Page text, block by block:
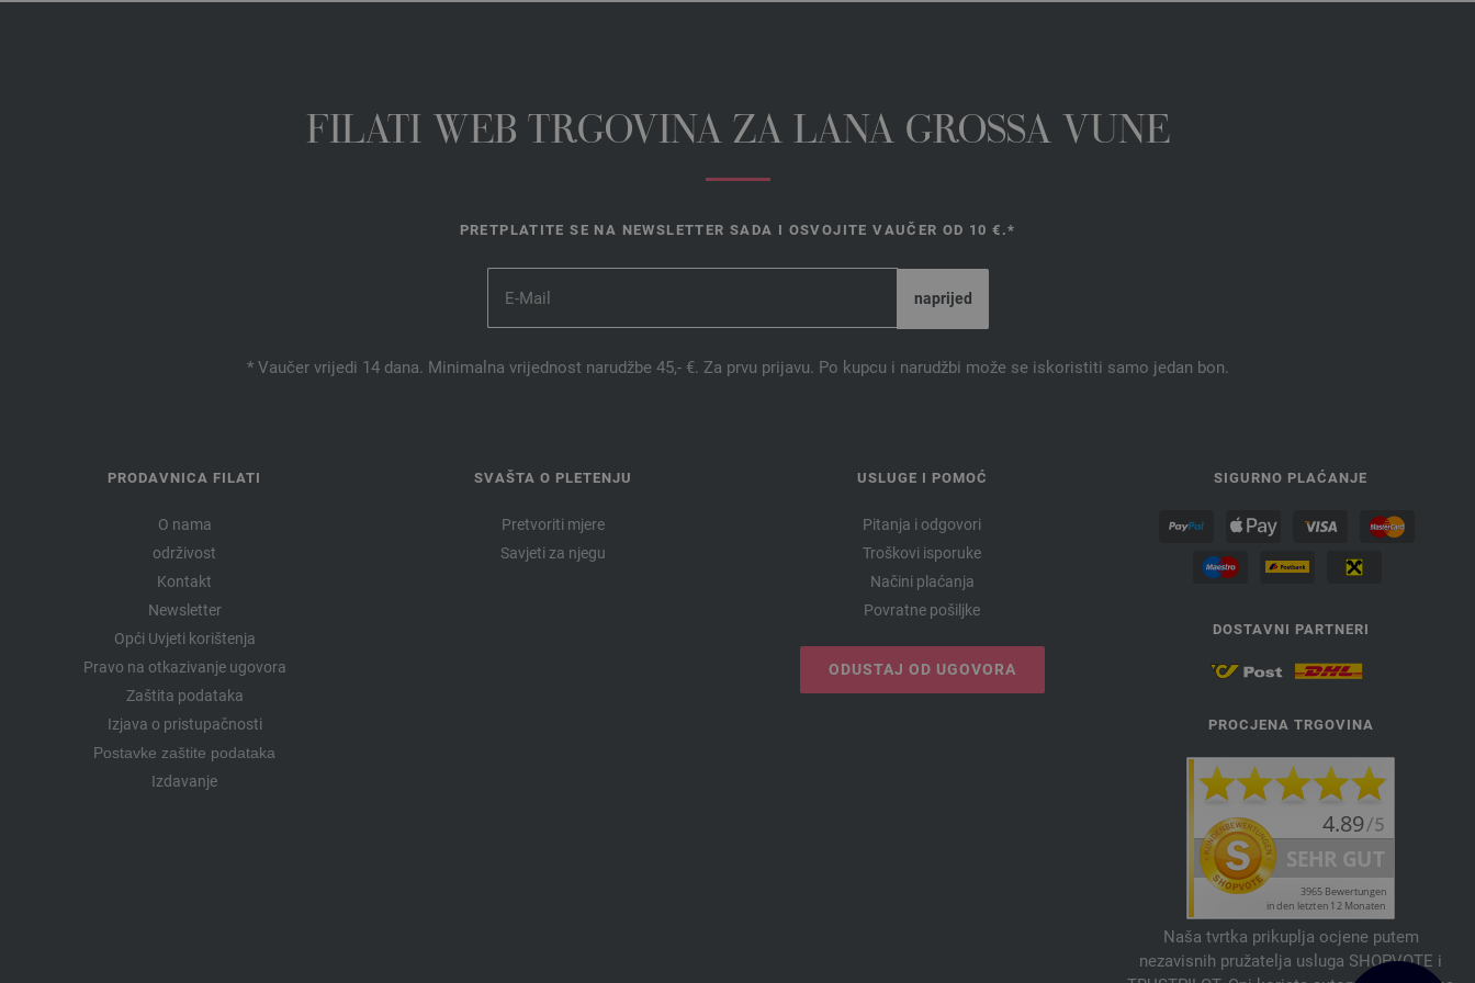
FILATI WEB TRGOVINA ZA LANA GROSSA VUNE
PRETPLATITE SE NA NEWSLETTER SADA I OSVOJITE VAUČER OD 10 €.*
* Vaučer vrijedi 14 dana. Minimalna vrijednost narudžbe 45,- €. Za prvu prijavu. Po kupcu i narudžbi može se iskoristiti samo jedan bon.
PRODAVNICA FILATI
O nama
održivost
Kontakt
Newsletter
Opći Uvjeti korištenja
Pravo na otkazivanje ugovora
Zaštita podataka
Izjava o pristupačnosti
Postavke zaštite podataka
Izdavanje
SVAŠTA O PLETENJU
Pretvoriti mjere
Savjeti za njegu
USLUGE I POMOĆ
Pitanja i odgovori
Troškovi isporuke
Načini plaćanja
Povratne pošiljke
ODUSTAJ OD UGOVORA
SIGURNO PLAĆANJE
DOSTAVNI PARTNERI
PROCJENA TRGOVINA
Naša tvrtka prikuplja ocjene putem
nezavisnih pružatelja usluga SHOPVOTE i